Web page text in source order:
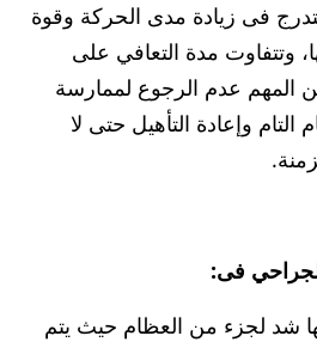
فى زيادة مدى الحركة وقوة
وتتفاوت مدة التعافي على
عدم الرجوع لممارسة
التام وإعادة التأهيل حتى لا
فى:
شد لجزء من العظام حيث يتم